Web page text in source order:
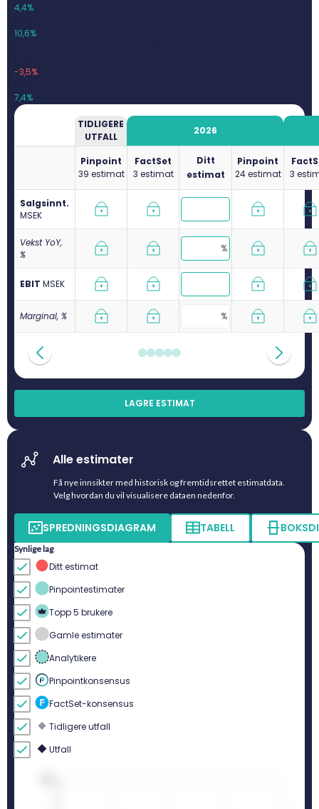
4,4%
10,6%
-3,5%
7,4%
TIDLIGERE
UTFALL
2026
Pinpoint
39 estimat
FactSet
3 estimat
Ditt
estimat
Pinpoint
24 estimat
3
Salgsinnt.
MSEK
Vekst YoY,
%
EBIT MSEK
Marginal, %
LAGRE ESTIMAT
Alle estimater
Få nye innsikter med historisk og fremtidsrettet estimatdata.
Velg hvordan du vil visualisere dataen nedenfor.
SPREDNINGSDIAGRAM TABELL
Synlige lag
Ditt estimat
Pinpointestimater
Topp 5 brukere
Gamle estimater
Analytikere
Pinpointkonsensus
FactSet-konsensus
Tidligere utfall
Utfall